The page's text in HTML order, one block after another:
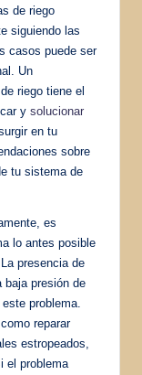
de riego
siguiendo las
casos puede ser
Un
riego tiene el
y solucionar
en tu
sobre
tu sistema de
es
lo antes posible
presencia de
baja presión de
problema.
reparar
estropeados,
el problema